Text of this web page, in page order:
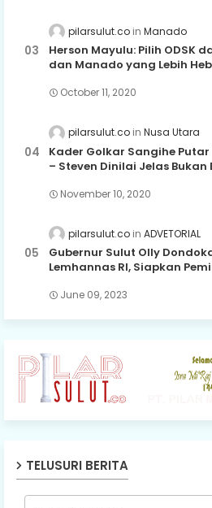
pilarsulut.co Manado
Herson Mayulu: Pilih ODSK
dan Manado yang Lebih
October 11, 2020
pilarsulut.co Nusa Utara
Kader Golkar Sangihe
– Steven Dinilai Jelas Bukan
November 10, 2020
pilarsulut.co ADVETORIAL
Gubernur Sulut Olly
Lemhannas RI, Siapkan
June 09, 2023
TELUSURI BERITA